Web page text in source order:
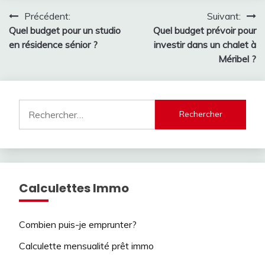
Navigation
de
Précédent:
Quel budget pour un studio
en résidence sénior ?
Suivant:
Quel budget prévoir pour
investir dans un chalet à
Méribel ?
Calculettes Immo
Combien puis-je emprunter?
Calculette mensualité prêt immo